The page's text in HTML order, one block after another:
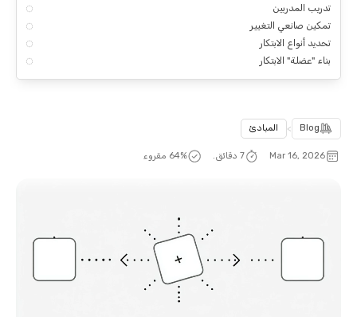
تدريب المدربين
تمكين صانعي التغيير
تحديد أنواع الابتكار
بناء "عضلة" الابتكار
Blog
> المبادئ
Mar 16, 2026 7 دقائق. 64% مقروء